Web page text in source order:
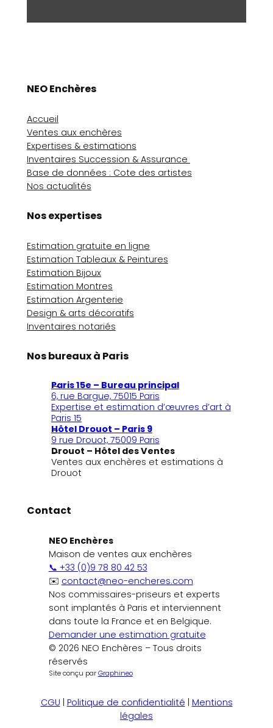
NEO Enchères
Accueil
Ventes aux enchères
Expertises & estimations
Inventaires Succession & Assurance
Base de données : Cote des artistes
Nos actualités
Nos expertises
Estimation gratuite en ligne
Estimation Tableaux & Peintures
Estimation Bijoux
Estimation Montres
Estimation Argenterie
Design & arts décoratifs
Inventaires notariés
Nos bureaux à Paris
Paris 15e – Bureau principal
6, rue Bargue, 75015 Paris
Expertise et estimation d’œuvres d’art à
Paris 15
Hôtel Drouot – Paris 9
9 rue Drouot, 75009 Paris
Drouot – Hôtel des Ventes
Ventes aux enchères et estimations à
Drouot
Contact
NEO Enchères
Maison de ventes aux enchères
📞 +33 (0)9 78 80 42 53
✉️ contact@neo-encheres.com
Nos commissaires-priseurs et experts
sont implantés à Paris et interviennent
dans toute la France et en Belgique.
Demander une estimation gratuite
© 2026 NEO Enchères – Tous droits
réservés
Site conçu parGraphineo
CGU | Politique de confidentialité | Mentions
légales